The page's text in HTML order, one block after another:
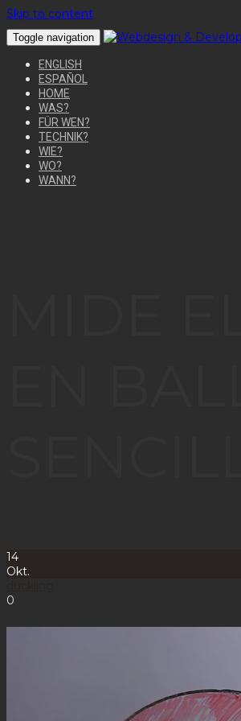
Skip to content
Toggle navigation
ENGLISH
ESPAÑOL
HOME
WAS?
FÜR WEN?
TECHNIK?
WIE?
WO?
WANN?
14
Okt.
0